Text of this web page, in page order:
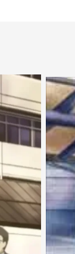
para los
amistad, el